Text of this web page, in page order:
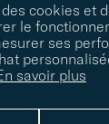
cookies et
le
ses
savoir plus